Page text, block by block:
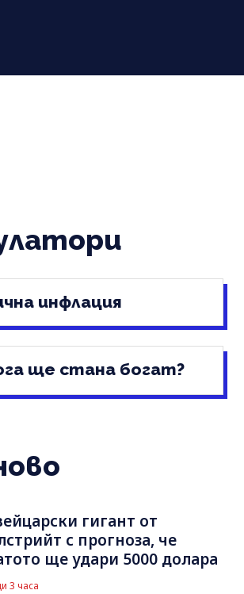
инфлация
ще стана богат?
гигант от
с прогноза, че
ще удари 5000 долара
3 часа